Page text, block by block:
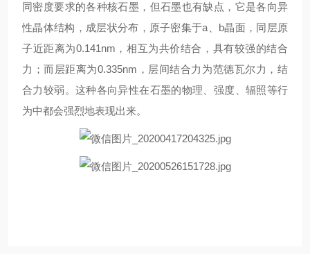
同密度要求的各种核石墨，但石墨也有缺点，它是各向异
性晶体结构，成层状分布，原子密集于a、b晶面，同层原
子近距离为0.141nm，相互为共价结合，具有较强的结合
力；而层距离为0.335nm，层间结合力为范德瓦尔力，结
合力较弱。这种各向异性在石墨的物理、强度、辐照等行
为中都会强烈地表现出来。